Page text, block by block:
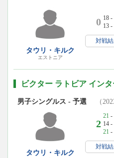
タウリ・キルク
エストニア
0 18 -
13 -
対戦
ビクター ラトビア イン
男子シングルス - 予選 （
タウリ・キルク
2
21 -
14 -
21 -
対戦